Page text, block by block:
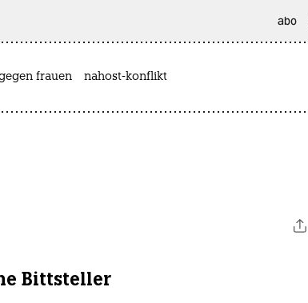
abo
frauen nahost-konflikt
Bittsteller